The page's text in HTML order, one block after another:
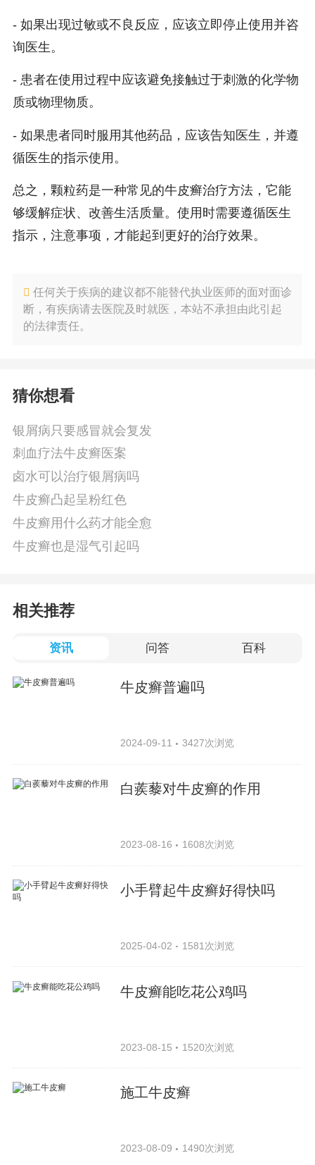
- 如果出现过敏或不良反应，应该立即停止使用并咨
询医生。
- 患者在使用过程中应该避免接触过于刺激的化学物
质或物理物质。
- 如果患者同时服用其他药品，应该告知医生，并遵
循医生的指示使用。
总之，颗粒药是一种常见的牛皮癣治疗方法，它能
够缓解症状、改善生活质量。使用时需要遵循医生
指示，注意事项，才能起到更好的治疗效果。
任何关于疾病的建议都不能替代执业医师的面对面诊
断，有疾病请去医院及时就医，本站不承担由此引起
的法律责任。
猜你想看
银屑病只要感冒就会复发
刺血疗法牛皮癣医案
卤水可以治疗银屑病吗
牛皮癣凸起呈粉红色
牛皮癣用什么药才能全愈
牛皮癣也是湿气引起吗
相关推荐
资讯 问答 百科
牛皮癣普遍吗
2024-09-11 3427次浏览
白蒺藜对牛皮癣的作用
2023-08-16 1608次浏览
小手臂起牛皮癣好得快吗
2025-04-02 1581次浏览
牛皮癣能吃花公鸡吗
2023-08-15 1520次浏览
施工牛皮癣
2023-08-09 1490次浏览